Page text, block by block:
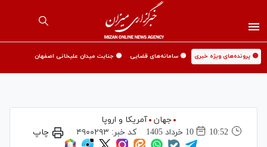
🟡 پرونده‌های ویژه خبری 🟡 سامانه‌های قضایی 🟡 جنایت میدان علیخانی اصفهان
جهان
آمریکا و اروپا
10:52
10 خرداد 1405 کد خبر: ۴۹۰۰۲۹۳ چاپ